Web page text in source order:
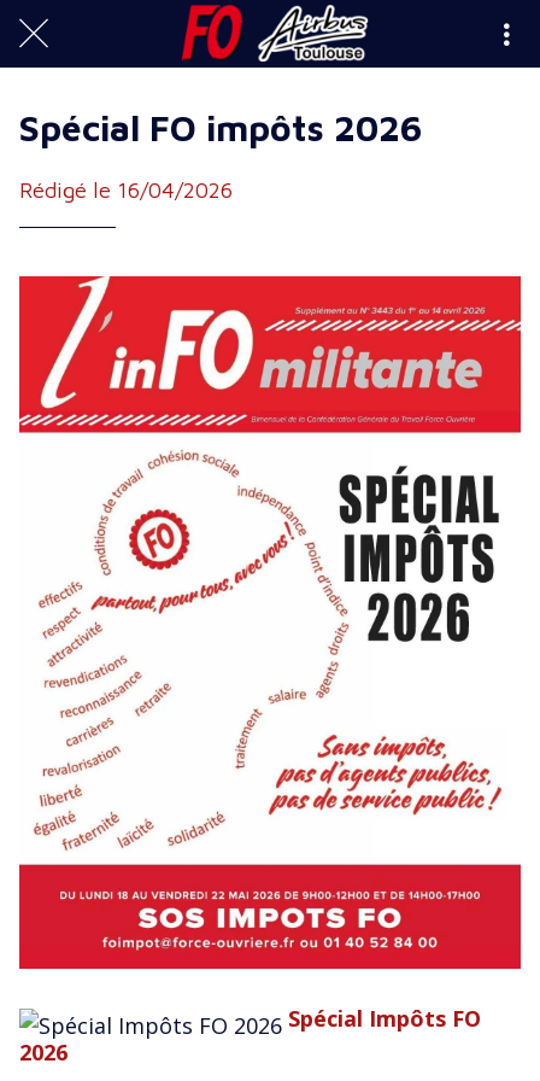
Spécial FO impôts 2026
Rédigé le 16/04/2026
Spécial Impôts FO
2026